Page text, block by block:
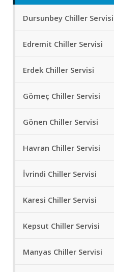
Dursunbey Chiller Servisi
Edremit Chiller Servisi
Erdek Chiller Servisi
Gömeç Chiller Servisi
Gönen Chiller Servisi
Havran Chiller Servisi
İvrindi Chiller Servisi
Karesi Chiller Servisi
Kepsut Chiller Servisi
Manyas Chiller Servisi